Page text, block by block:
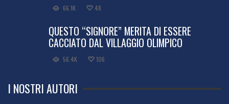
66.1K 48
QUESTO “SIGNORE” MERITA DI ESSERE
CACCIATO DAL VILLAGGIO OLIMPICO
56.4K 106
I NOSTRI AUTORI